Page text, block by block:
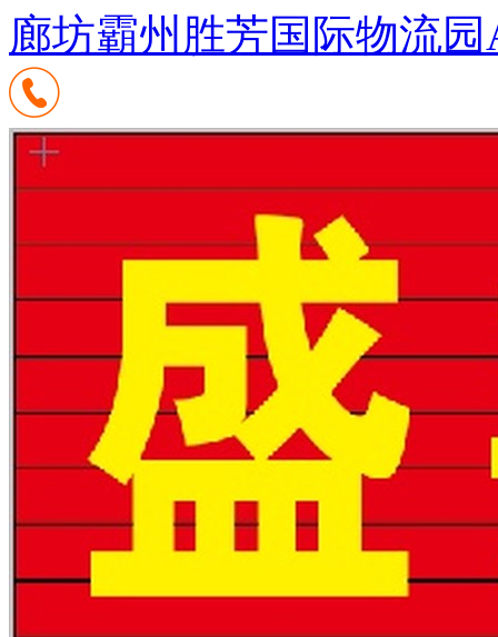
廊坊霸州胜芳国际物流